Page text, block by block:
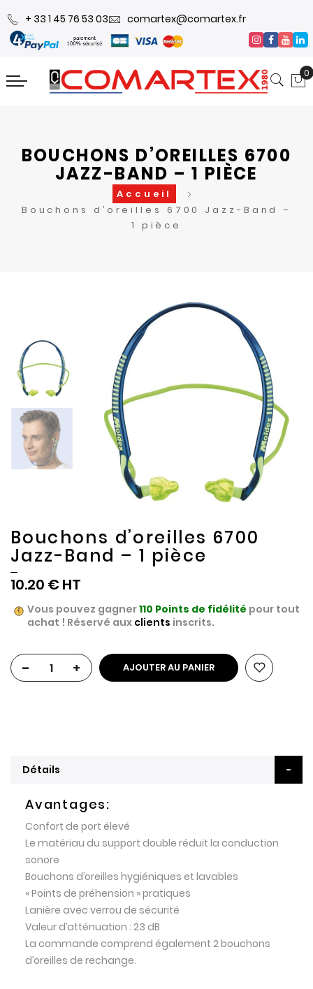
+ 33 1 45 76 53 03 comartex@comartex.fr
0
BOUCHONS D’OREILLES 6700
JAZZ-BAND – 1 PIÈCE
Accueil
Bouchons d’oreilles 6700 Jazz-Band –
1 pièce
Bouchons d’oreilles 6700
Jazz-Band – 1 pièce
10.20 €
Vous pouvez gagner110 Points de fidélité pour tout
achat ! Réservé aux clients inscrits.
- + AJOUTER AU PANIER
end
of
the
images
gallery
beginning
of
the
images
gallery
Détails
Avantages:
Confort de port élevé
Le matériau du support double réduit la conduction
sonore
Bouchons d’oreilles hygiéniques et lavables
« Points de préhension » pratiques
Lanière avec verrou de sécurité
Valeur d’atténuation : 23 dB
La commande comprend également 2 bouchons
d’oreilles de rechange.